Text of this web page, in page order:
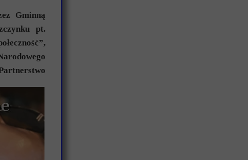
Gminną
pt.